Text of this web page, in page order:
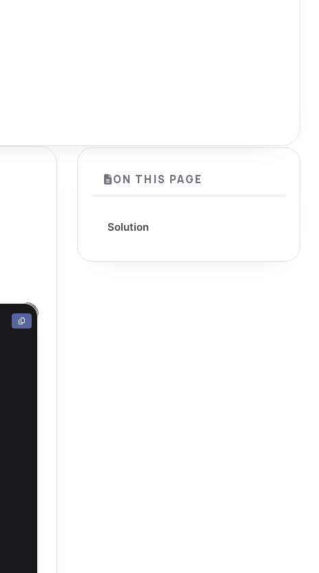
ON THIS PAGE
Solution